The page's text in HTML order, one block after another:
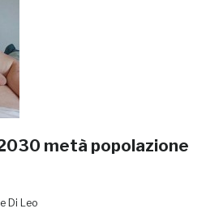
metà popolazione
Di Leo